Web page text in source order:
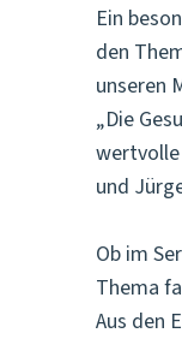
Ein
den
unseren
„Die
wertvolle
und
Ob im
Thema
Aus den